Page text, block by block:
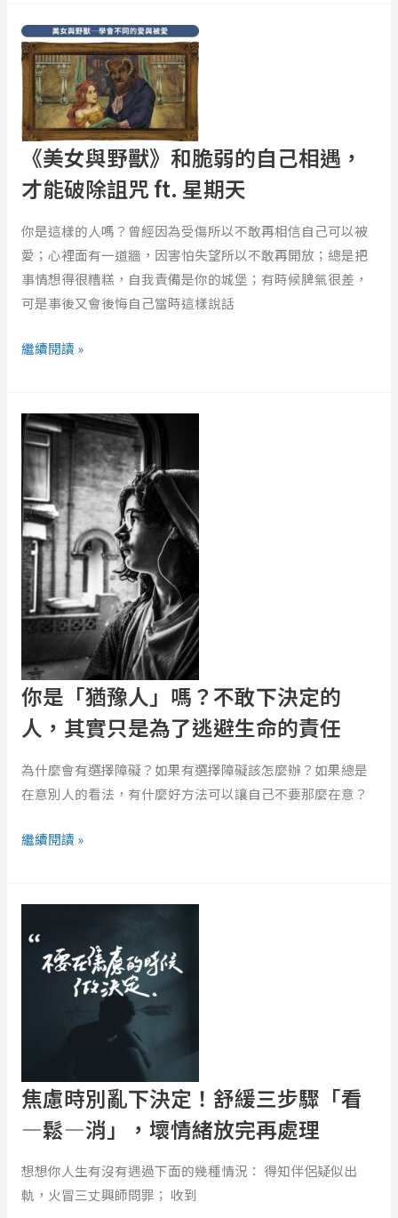
《美女與野獸》和脆弱的自己相遇，
才能破除詛咒 ft. 星期天
你是這樣的人嗎？曾經因為受傷所以不敢再相信自己可以被
愛；心裡面有一道牆，因害怕失望所以不敢再開放；總是把
事情想得很糟糕，自我責備是你的城堡；有時候脾氣很差，
可是事後又會後悔自己當時這樣說話
女
與
野
獸》
和
脆
弱
自
己
相
遇，
能
詛
咒
ft.
星
期
天
繼續閱讀 »
你是「猶豫人」嗎？不敢下決定的
人，其實只是為了逃避生命的責任
為什麼會有選擇障礙？如果有選擇障礙該怎麼辦？如果總是
在意別人的看法，有什麼好方法可以讓自己不要那麼在意？
是
「猶
豫
人」
嗎？
不
敢
下
決
的
人，
其
實
只
是
了
生
命
繼續閱讀 »
焦慮時別亂下決定！舒緩三步驟「看
—鬆—消」，壞情緒放完再處理
想想你人生有沒有遇過下面的幾種情況： 得知伴侶疑似出
軌，火冒三丈興師問罪； 收到
時
舒
緩
三
驟
「看